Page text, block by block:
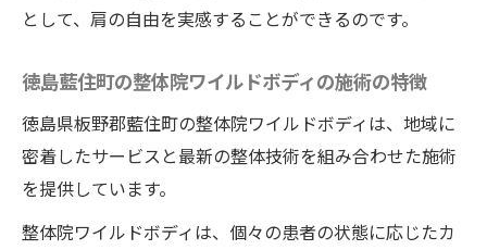
として、肩の自由を実感することができるのです。
徳島藍住町の整体院ワイルドボディの施術の特徴
徳島県板野郡藍住町の整体院ワイルドボディは、地域に
密着したサービスと最新の整体技術を組み合わせた施術
を提供しています。
整体院ワイルドボディは、個々の患者の状態に応じたカ